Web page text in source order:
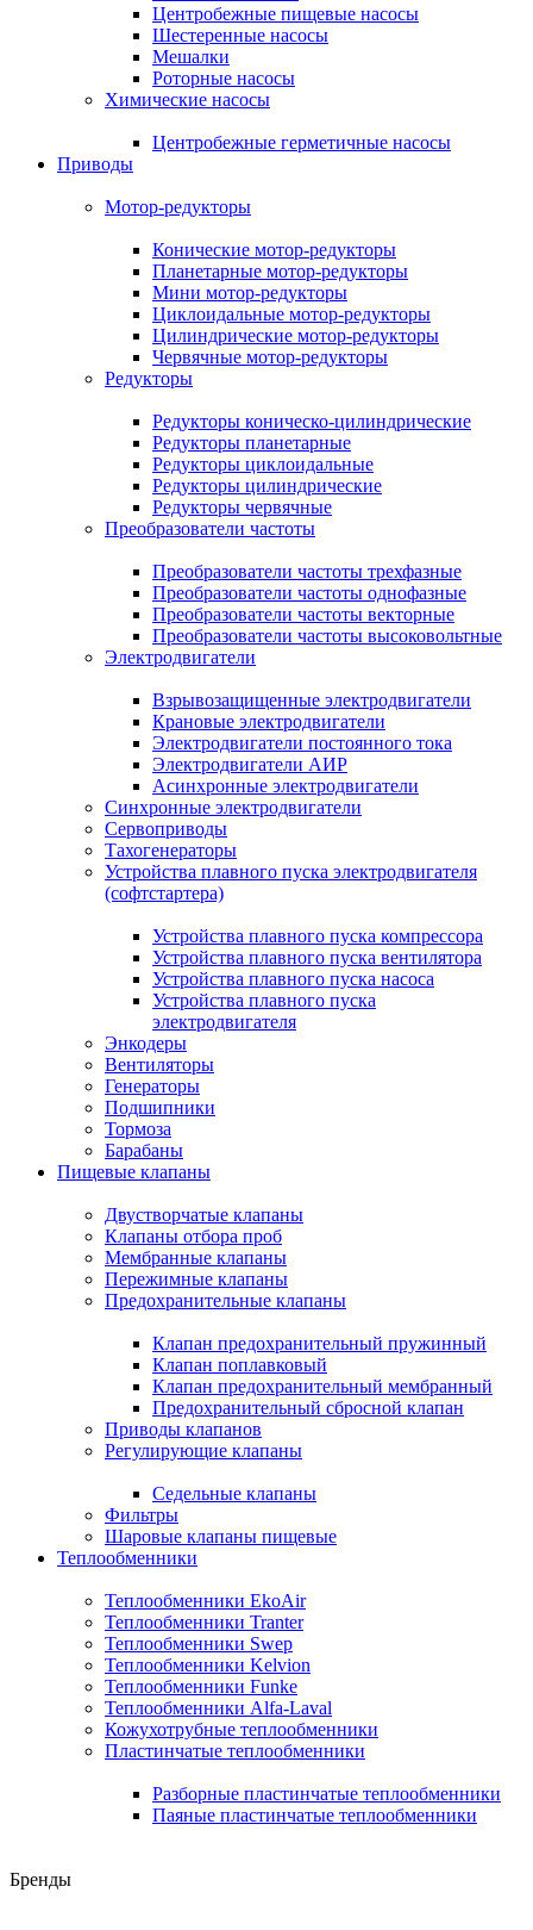
Центробежные пищевые насосы
Шестеренные насосы
Мешалки
Роторные насосы
Химические насосы
Центробежные герметичные насосы
Приводы
Мотор-редукторы
Конические мотор-редукторы
Планетарные мотор-редукторы
Мини мотор-редукторы
Циклоидальные мотор-редукторы
Цилиндрические мотор-редукторы
Червячные мотор-редукторы
Редукторы
Редукторы коническо-цилиндрические
Редукторы планетарные
Редукторы циклоидальные
Редукторы цилиндрические
Редукторы червячные
Преобразователи частоты
Преобразователи частоты трехфазные
Преобразователи частоты однофазные
Преобразователи частоты векторные
Преобразователи частоты высоковольтные
Электродвигатели
Взрывозащищенные электродвигатели
Крановые электродвигатели
Электродвигатели постоянного тока
Электродвигатели АИР
Асинхронные электродвигатели
Синхронные электродвигатели
Сервоприводы
Тахогенераторы
Устройства плавного пуска электродвигателя
(софтстартера)
Устройства плавного пуска компрессора
Устройства плавного пуска вентилятора
Устройства плавного пуска насоса
Устройства плавного пуска
электродвигателя
Энкодеры
Вентиляторы
Генераторы
Подшипники
Тормоза
Барабаны
Пищевые клапаны
Двустворчатые клапаны
Клапаны отбора проб
Мембранные клапаны
Пережимные клапаны
Предохранительные клапаны
Клапан предохранительный пружинный
Клапан поплавковый
Клапан предохранительный мембранный
Предохранительный сбросной клапан
Приводы клапанов
Регулирующие клапаны
Седельные клапаны
Фильтры
Шаровые клапаны пищевые
Теплообменники
Теплообменники EkoAir
Теплообменники Tranter
Теплообменники Swep
Теплообменники Kelvion
Теплообменники Funke
Теплообменники Alfa-Laval
Кожухотрубные теплообменники
Пластинчатые теплообменники
Разборные пластинчатые теплообменники
Паяные пластинчатые теплообменники
Бренды